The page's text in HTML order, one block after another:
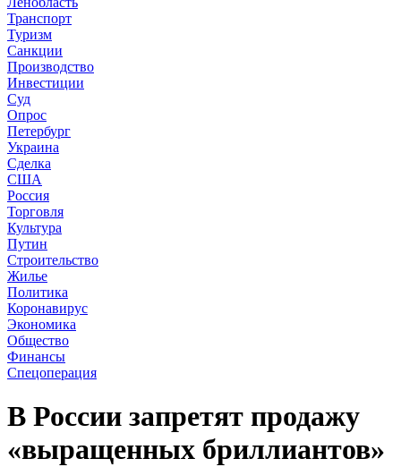
Транспорт
Туризм
Санкции
Производство
Инвестиции
Суд
Опрос
Петербург
Украина
Сделка
США
Россия
Торговля
Культура
Путин
Строительство
Жилье
Политика
Коронавирус
Экономика
Общество
Финансы
Спецоперация
В России запретят продажу
«выращенных бриллиантов»